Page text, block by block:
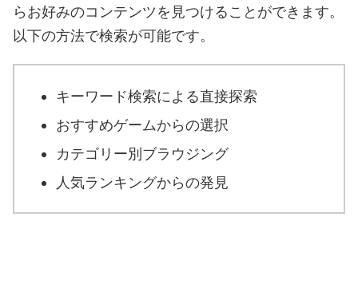
らお好みのコンテンツを見つけることができます。
以下の方法で検索が可能です。
キーワード検索による直接探索
おすすめゲームからの選択
カテゴリー別ブラウジング
人気ランキングからの発見